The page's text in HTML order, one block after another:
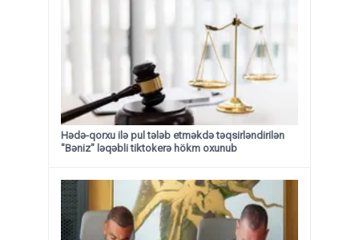
Hədə-qorxu ilə pul tələb etməkdə təqsirləndirilən
"Bəniz" ləqəbli tiktokerə hökm oxunub